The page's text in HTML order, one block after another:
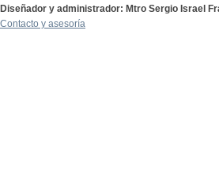
Diseñador y administrador: Mtro Sergio Israel
Contacto y asesoría